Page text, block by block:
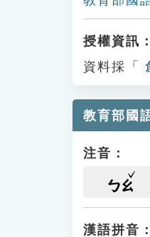
授權資訊：
資料採「
教育部國
注音：
ㄅㄠ
漢語拼音：